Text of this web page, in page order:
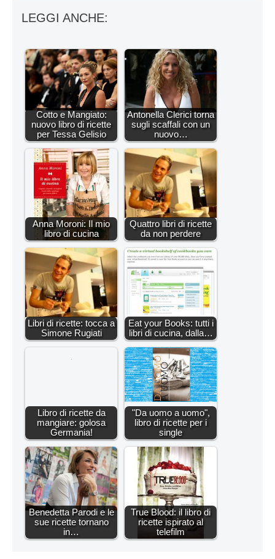
LEGGI ANCHE:
Cotto e Mangiato:
nuovo libro di ricette
per Tessa Gelisio
Antonella Clerici torna
sugli scaffali con un
nuovo…
Anna Moroni: Il mio
libro di cucina
Quattro libri di ricette
da non perdere
Libri di ricette: tocca a
Simone Rugiati
Eat your Books: tutti i
libri di cucina, dalla…
Libro di ricette da
mangiare: golosa
Germania!
"Da uomo a uomo",
libro di ricette per i
single
Benedetta Parodi e le
sue ricette tornano
in…
True Blood: il libro di
ricette ispirato al
telefilm